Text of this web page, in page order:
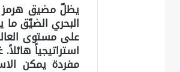
يظلّ مضيق هرمز
البحري الضيّق
على مستوى
استراتيجياً
مفردة يمكن